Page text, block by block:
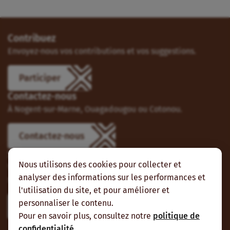
Nous utilisons des cookies pour collecter et
analyser des informations sur les performances et
l'utilisation du site, et pour améliorer et
personnaliser le contenu.
Pour en savoir plus, consultez notre politique de
Contribuez
Envoyez-nous vos contributions et vos suggestions.
Participer
Contactez-nous
À Nogent-sur-Marne, Ouagadougou ou Cotonou.
Contactez-nous
Suivez-nous
Vous pouvez aussi vous abonner à nos flux RSS et nous
suivre sur les réseaux sociaux.